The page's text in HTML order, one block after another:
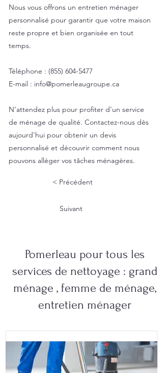
Nous vous offrons un entretien ménager
personnalisé pour garantir que votre maison
reste propre et bien organisée en tout
temps.
Téléphone : (855) 604-5477
E-mail : info@pomerleaugroupe.ca
N’attendez plus pour profiter d’un service
de ménage de qualité. Contactez-nous dès
aujourd'hui pour obtenir un devis
personnalisé et découvrir comment nous
pouvons alléger vos tâches ménagères.
< Précédent
Suivant
Pomerleau pour tous les
services de nettoyage : grand
ménage , femme de ménage,
entretien ménager